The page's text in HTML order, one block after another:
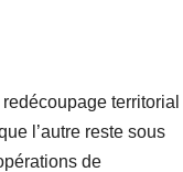
territorial
l’autre reste sous
de